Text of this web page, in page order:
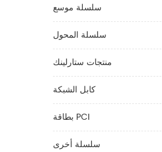
سلسلة موسع
سلسلة المحول
منتجات ستارلينك
كابل الشبكة
بطاقة PCI
سلسلة أخرى